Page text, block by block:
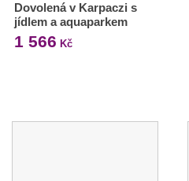
Dovolená v Karpaczi s
jídlem a aquaparkem
1 566 Kč